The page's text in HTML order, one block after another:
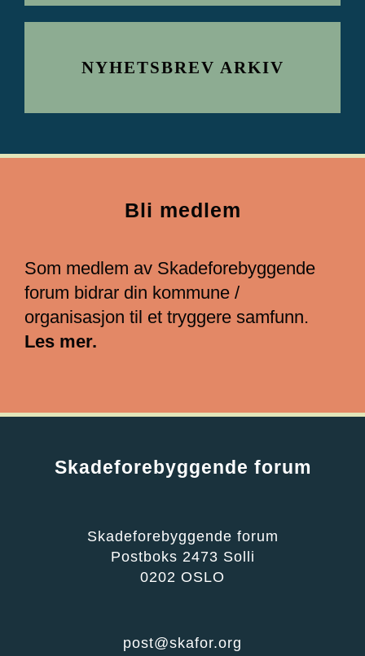
NYHETSBREV ARKIV
Bli medlem
Som medlem av Skadeforebyggende
forum bidrar din kommune /
organisasjon til et tryggere samfunn.
Les mer.
Skadeforebyggende forum
Skadeforebyggende forum
Postboks 2473 Solli
0202 OSLO
post@skafor.org